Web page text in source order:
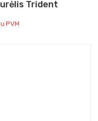
Trident
PVM